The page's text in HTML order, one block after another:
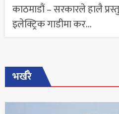
काठमाडौं – सरकारले हालै
इलेक्ट्रिक गाडीमा कर...
भर्खरै